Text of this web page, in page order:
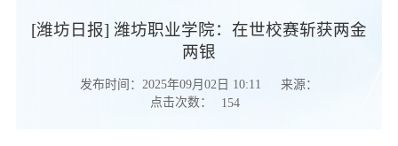
[潍坊日报] 潍坊职业学院：在世校赛斩获两金
两银
发布时间：2025年09月02日 10:11
来源：
点击次数：
154